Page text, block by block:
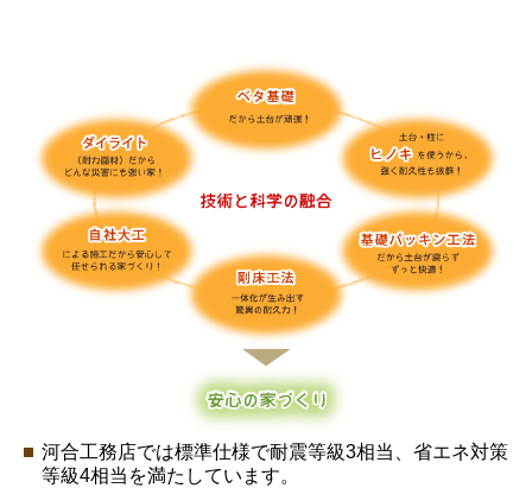
河合工務店では標準仕様で耐震等級3相当、省エネ対策
等級4相当を満たしています。